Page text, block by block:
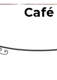
Café